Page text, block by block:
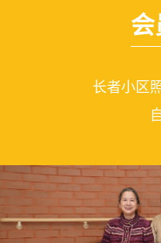
会
长者小区